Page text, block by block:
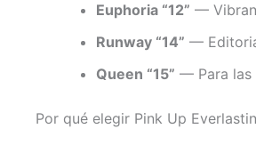
Euphoria “12” —
Runway “14” —
Queen “15” — Para las
Por qué elegir Pink Up